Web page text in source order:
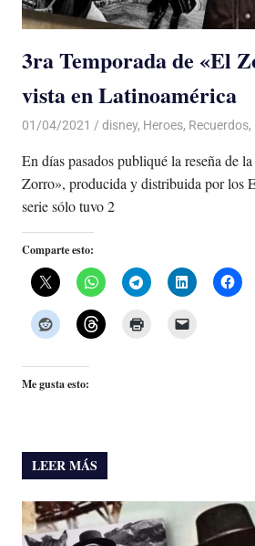
3ra Temporada de «El
vista en Latinoamérica
01/04/2021 De todo un Poco
disney, Heroes, Recuerdos,
En días pasados publiqué la reseña de
Zorro», producida y distribuida por los
serie sólo tuvo 2
Comparte esto:
Me gusta esto:
LEER MÁS